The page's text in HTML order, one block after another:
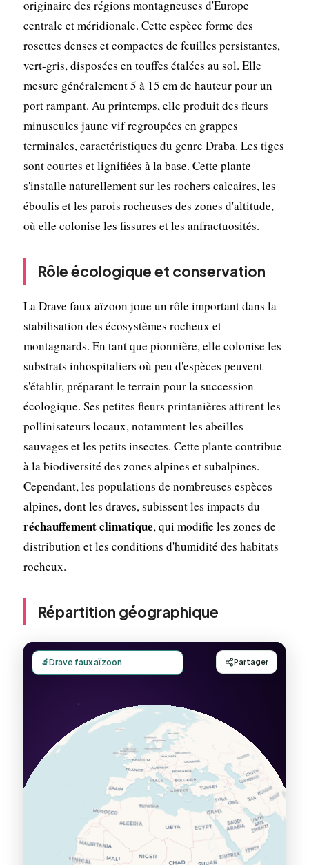
originaire des régions montagneuses d'Europe
centrale et méridionale. Cette espèce forme des
rosettes denses et compactes de feuilles persistantes,
vert-gris, disposées en touffes étalées au sol. Elle
mesure généralement 5 à 15 cm de hauteur pour un
port rampant. Au printemps, elle produit des fleurs
minuscules jaune vif regroupées en grappes
terminales, caractéristiques du genre Draba. Les tiges
sont courtes et lignifiées à la base. Cette plante
s'installe naturellement sur les rochers calcaires, les
éboulis et les parois rocheuses des zones d'altitude,
où elle colonise les fissures et les anfractuosités.
Rôle écologique et conservation
La Drave faux aïzoon joue un rôle important dans la
stabilisation des écosystèmes rocheux et
montagnards. En tant que pionnière, elle colonise les
substrats inhospitaliers où peu d'espèces peuvent
s'établir, préparant le terrain pour la succession
écologique. Ses petites fleurs printanières attirent les
pollinisateurs locaux, notamment les abeilles
sauvages et les petits insectes. Cette plante contribue
à la biodiversité des zones alpines et subalpines.
Cependant, les populations de nombreuses espèces
alpines, dont les draves, subissent les impacts du
réchauffement climatique, qui modifie les zones de
distribution et les conditions d'humidité des habitats
rocheux.
Répartition géographique